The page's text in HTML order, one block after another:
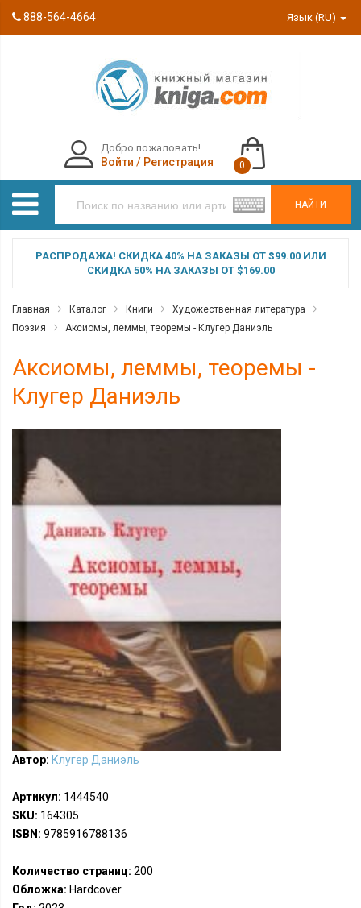
888-564-4664 Язык (RU)
НАЙТИ
Добро пожаловать!
Войти / Регистрация 0
РАСПРОДАЖА! СКИДКА 40% НА ЗАКАЗЫ ОТ $99.00 ИЛИ
СКИДКА 50% НА ЗАКАЗЫ ОТ $169.00
Главная Каталог Книги
Художественная литература
Поэзия
Аксиомы, леммы, теоремы - Клугер Даниэль
Аксиомы, леммы, теоремы -
Клугер Даниэль
Автор: Клугер Даниэль
Артикул: 1444540
SKU: 164305
ISBN: 9785916788136
Количество страниц: 200
Обложка: Hardcover